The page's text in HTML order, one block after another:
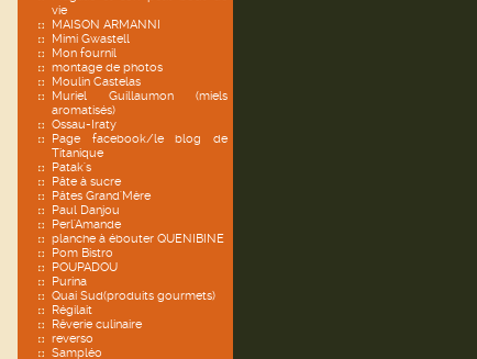
vie
MAISON ARMANNI
Mimi Gwastell
Mon fournil
montage de photos
Moulin Castelas
Muriel Guillaumon (miels
aromatisés)
Ossau-Iraty
Page facebook/le blog de
Titanique
Patak's
Pâte à sucre
Pâtes Grand'Mère
Paul Danjou
Perl'Amande
planche à ébouter QUENIBINE
Pom Bistro
POUPADOU
Purina
Quai Sud(produits gourmets)
Régilait
Rêverie culinaire
reverso
Sampléo